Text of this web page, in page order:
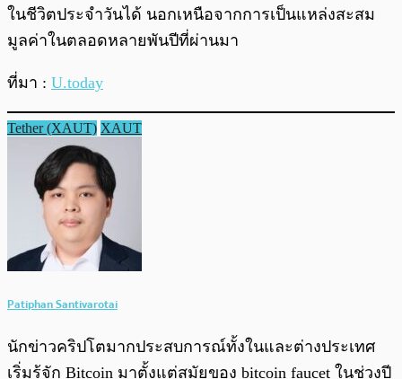
ในชีวิตประจำวันได้ นอกเหนือจากการเป็นแหล่งสะสม
มูลค่าในตลอดหลายพันปีที่ผ่านมา
ที่มา : U.today
Tether (XAUT) XAUT
Patiphan Santivarotai
นักข่าวคริปโตมากประสบการณ์ทั้งในและต่างประเทศ
เริ่มรู้จัก Bitcoin มาตั้งแต่สมัยของ bitcoin faucet ในช่วงปี